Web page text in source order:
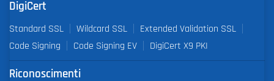
DigiCert
Standard SSL Wildcard SSL
Extended Validation SSL
Code Signing
Code Signing EV DigiCert X9 PKI
Riconoscimenti